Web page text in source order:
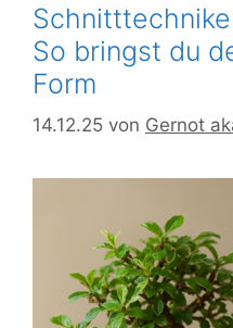
So bringst du
Form
14.12.25 von Gernot